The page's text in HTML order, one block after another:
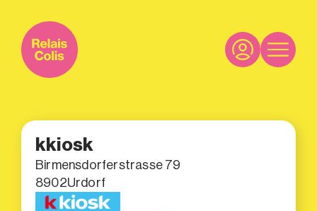
kkiosk
Birmensdorferstrasse 79
8902Urdorf